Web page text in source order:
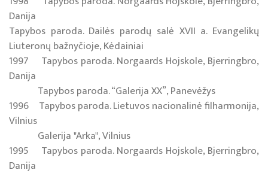
Danija
Tapybos paroda. Dailės parodų salė XVII a. Evangelikų
Liuteronų bažnyčioje, Kėdainiai
1997 Tapybos paroda. Norgaards Hojskole, Bjerringbro,
Danija
Tapybos paroda. “Galerija XX”, Panevėžys
1996 Tapybos paroda. Lietuvos nacionalinė filharmonija,
Vilnius
Galerija "Arka", Vilnius
1995 Tapybos paroda. Norgaards Hojskole, Bjerringbro,
Danija